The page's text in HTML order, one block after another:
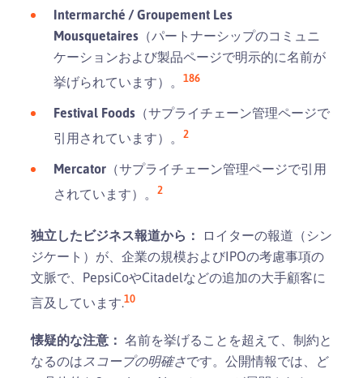
Intermarché / Groupement Les
Mousquetaires （パートナーシップのコミュニ
ケーションおよび製品ページで明示的に名前が
挙げられています）。 186
Festival Foods （サプライチェーン管理ページで
引用されています）。 2
Mercator （サプライチェーン管理ページで引用
されています）。 2
独立したビジネス報道から：
ロイターの報道（シン
ジケート）が、企業の規模およびIPOの考慮事項の
文脈で、PepsiCoやCitadelなどの追加の大手顧客に
言及しています.10
懐疑的な注意： 名前を挙げることを超えて、制約と
なるのはスコープの明確さです。公開情報では、ど